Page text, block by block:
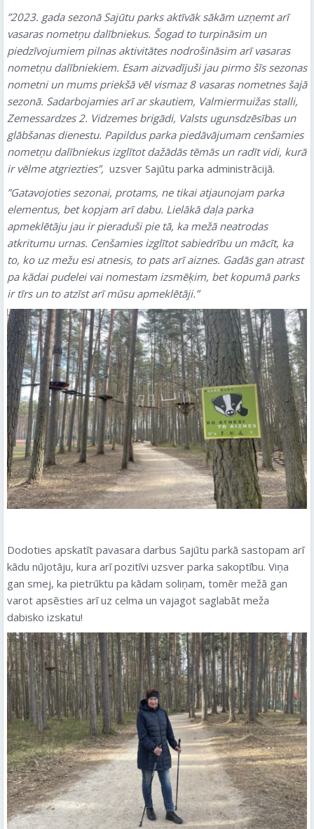
”2023. gada sezonā Sajūtu parks aktīvāk sākām uzņemt arī
vasaras nometņu dalībniekus. Šogad to turpināsim un
piedzīvojumiem pilnas aktivitātes nodrošināsim arī vasaras
nometņu dalībniekiem. Esam aizvadījuši jau pirmo šīs sezonas
nometni un mums priekšā vēl vismaz 8 vasaras nometnes šajā
sezonā. Sadarbojamies arī ar skautiem, Valmiermuižas stalli,
Zemessardzes 2. Vidzemes brigādi, Valsts ugunsdzēsības un
glābšanas dienestu. Papildus parka piedāvājumam cenšamies
nometņu dalībniekus izglītot dažādās tēmās un radīt vidi, kurā
ir vēlme atgriezties”, uzsver Sajūtu parka administrācijā.
”Gatavojoties sezonai, protams, ne tikai atjaunojam parka
elementus, bet kopjam arī dabu. Lielākā daļa parka
apmeklētāju jau ir pieraduši pie tā, ka mežā neatrodas
atkritumu urnas. Cenšamies izglītot sabiedrību un mācīt, ka
to, ko uz mežu esi atnesis, to pats arī aiznes. Gadās gan atrast
pa kādai pudelei vai nomestam izsmēķim, bet kopumā parks
ir tīrs un to atzīst arī mūsu apmeklētāji.”
Dodoties apskatīt pavasara darbus Sajūtu parkā sastopam arī
kādu nūjotāju, kura arī pozitīvi uzsver parka sakoptību. Viņa
gan smej, ka pietrūktu pa kādam soliņam, tomēr mežā gan
varot apsēsties arī uz celma un vajagot saglabāt meža
dabisko izskatu!